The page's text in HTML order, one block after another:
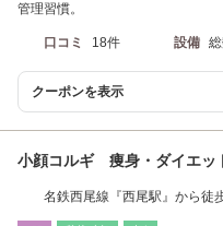
管理習慣。
口コミ 18件 設備
クーポンを表示
小顔コルギ 痩身・ダイエ
名鉄西尾線『西尾駅』から徒